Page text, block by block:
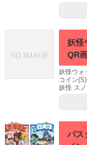
妖怪
QR
妖怪ウォ
コイン
妖怪 ス
バス